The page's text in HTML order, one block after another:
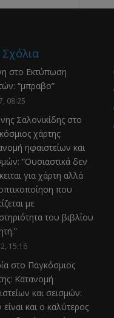
στο Εκτύπωση
: “μπραβο”
08:25
Σαλονικίδης στο
χάρτης:
ηφαιστείων και
: “Ουσιαστικά δεν
για χάρτη αλλά
που
με
του βιβλίου
”
15:16
στο Παγκόσμιος
Κατανομή
και σεισμών:
είναι και ο καλύτερος